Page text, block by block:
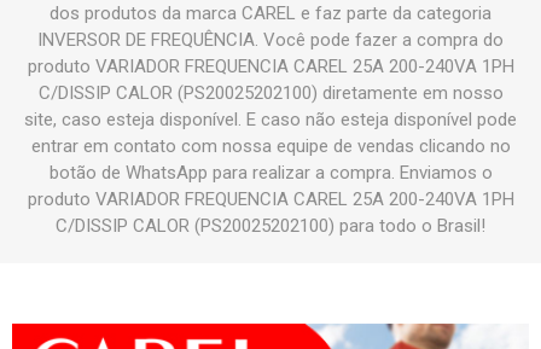
dos produtos da marca CAREL e faz parte da categoria
INVERSOR DE FREQUÊNCIA. Você pode fazer a compra do
produto VARIADOR FREQUENCIA CAREL 25A 200-240VA 1PH
C/DISSIP CALOR (PS20025202100) diretamente em nosso
site, caso esteja disponível. E caso não esteja disponível pode
entrar em contato com nossa equipe de vendas clicando no
botão de WhatsApp para realizar a compra. Enviamos o
produto VARIADOR FREQUENCIA CAREL 25A 200-240VA 1PH
C/DISSIP CALOR (PS20025202100) para todo o Brasil!